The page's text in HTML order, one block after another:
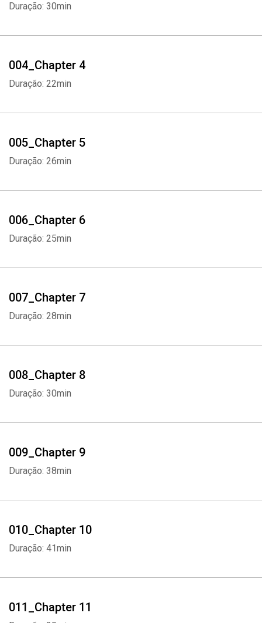
Duração: 30min
004_Chapter 4
Duração: 22min
005_Chapter 5
Duração: 26min
006_Chapter 6
Duração: 25min
007_Chapter 7
Duração: 28min
008_Chapter 8
Duração: 30min
009_Chapter 9
Duração: 38min
010_Chapter 10
Duração: 41min
011_Chapter 11